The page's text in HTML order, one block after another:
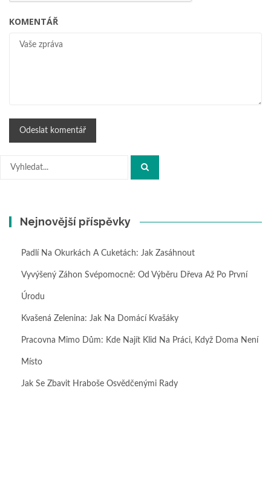
KOMENTÁŘ
Hledat:
Nejnovější příspěvky
Padlí Na Okurkách A Cuketách: Jak Zasáhnout
Vyvýšený Záhon Svépomocně: Od Výběru Dřeva Až Po První
Úrodu
Kvašená Zelenina: Jak Na Domácí Kvašáky
Pracovna Mimo Dům: Kde Najít Klid Na Práci, Když Doma Není
Místo
Jak Se Zbavit Hraboše Osvědčenými Rady